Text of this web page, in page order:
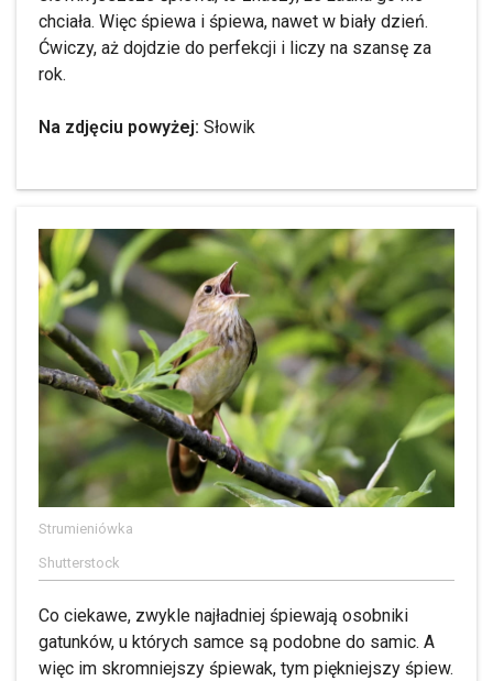
chciała. Więc śpiewa i śpiewa, nawet w biały dzień.
Ćwiczy, aż dojdzie do perfekcji i liczy na szansę za
rok.
Na zdjęciu powyżej: Słowik
Strumieniówka
Shutterstock
Co ciekawe, zwykle najładniej śpiewają osobniki
gatunków, u których samce są podobne do samic. A
więc im skromniejszy śpiewak, tym piękniejszy śpiew.